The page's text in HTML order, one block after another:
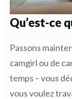
Qu’est-ce
Passons
camgirl ou de
temps – vous
vous voulez